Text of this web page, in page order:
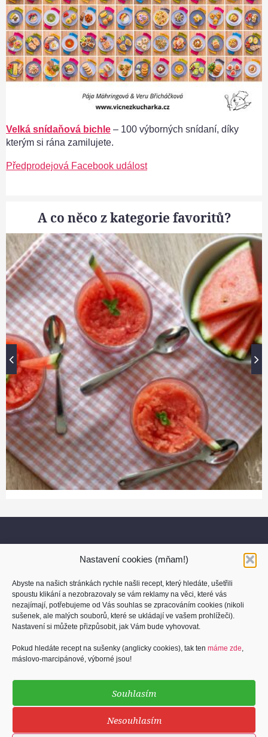
Nastavení cookies (mňam!)
Abyste na našich stránkách rychle našli recept, který hledáte, ušetřili
spoustu klikání a nezobrazovaly se vám reklamy na věci, které vás
nezajímají, potřebujeme od Vás souhlas se zpracováním cookies (nikoli
sušenek, ale malých souborů, které se ukládají ve vašem prohlížeči).
Nastavení si můžete přizpůsobit, jak Vám bude vyhovovat.
Pokud hledáte recept na sušenky (anglicky cookies), tak ten máme zde,
máslovo-marcipánové, výborné jsou!
Souhlasím
Nesouhlasím
Velká snídaňová bichle – 100 výborných snídaní, díky
kterým si rána zamilujete.
Předprodejová Facebook událost
A co něco z kategorie favoritů?
O nás
Kontakt
Cookies (sušenky)